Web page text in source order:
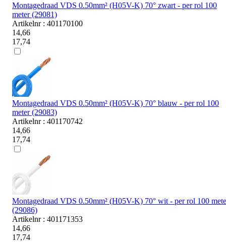
Montagedraad VDS 0.50mm² (H05V-K) 70° zwart - per rol 100
meter (29081)
Artikelnr : 401170100
14,66
17,74
Montagedraad VDS 0.50mm² (H05V-K) 70° blauw - per rol 100
meter (29083)
Artikelnr : 401170742
14,66
17,74
Montagedraad VDS 0.50mm² (H05V-K) 70° wit - per rol 100
(29086)
Artikelnr : 401171353
14,66
17,74